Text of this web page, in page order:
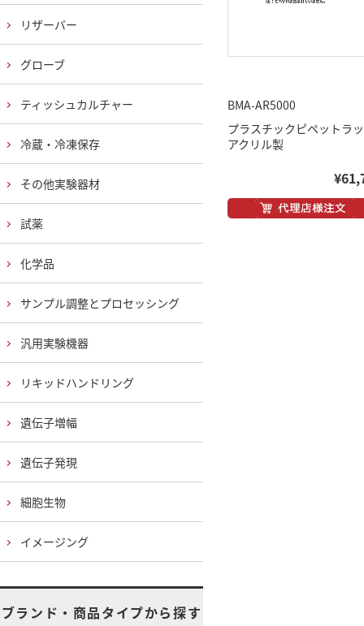
BMA-AR5000
プラスチックピペットラ
アクリル製
リザーバー
グローブ
ティッシュカルチャー
冷蔵・冷凍保存
その他実験器材
試薬
化学品
サンプル調整とプロセッシング
汎用実験機器
リキッドハンドリング
遺伝子増幅
遺伝子発現
細胞生物
イメージング
ブランド・商品タイプから探す